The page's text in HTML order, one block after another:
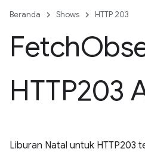
Beranda Shows HTTP 203
Fetch
HTTP203
Liburan Natal untuk HTTP203